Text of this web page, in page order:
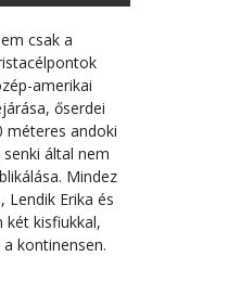
csak a
amerikai
őserdei
méteres andoki
által nem
Mindez
Erika és
két kisfiukkal,
kontinensen.